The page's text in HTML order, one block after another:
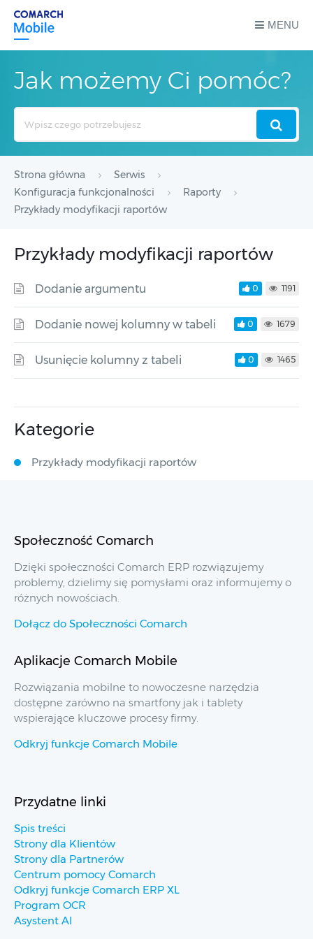
MENU
Jak możemy Ci pomóc?
Strona główna
Serwis
Konfiguracja funkcjonalności
Raporty
Przykłady modyfikacji raportów
Przykłady modyfikacji raportów
Dodanie argumentu 0 1191
Dodanie nowej kolumny w tabeli 0 1679
Usunięcie kolumny z tabeli 0 1465
Kategorie
Przykłady modyfikacji raportów
Społeczność Comarch
Dzięki społeczności Comarch ERP rozwiązujemy
problemy, dzielimy się pomysłami oraz informujemy o
różnych nowościach.
Dołącz do Społeczności Comarch
Aplikacje Comarch Mobile
Rozwiązania mobilne to nowoczesne narzędzia
dostępne zarówno na smartfony jak i tablety
wspierające kluczowe procesy firmy.
Odkryj funkcje Comarch Mobile
Przydatne linki
Spis treści
Strony dla Klientów
Strony dla Partnerów
Centrum pomocy Comarch
Odkryj funkcje Comarch ERP XL
Program OCR
Asystent AI